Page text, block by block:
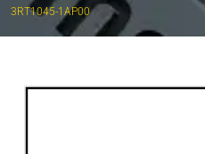
3RT1045-1AP00